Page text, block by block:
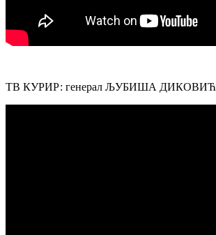
ТВ КУРИР: генерал ЉУБИША ДИКОВИЋ